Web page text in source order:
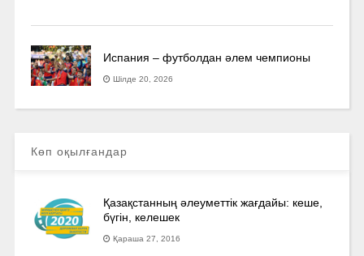
Испания – футболдан әлем чемпионы
Шілде 20, 2026
Көп оқылғандар
Қазақстанның әлеуметтік жағдайы: кеше,
бүгін, келешек
Қараша 27, 2016